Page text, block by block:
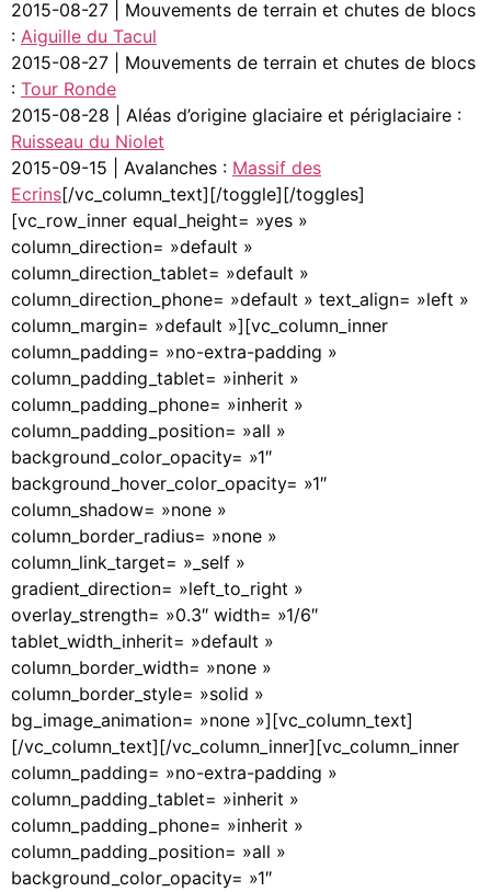
2015-08-27 | Mouvements de terrain et chutes de blocs
: Aiguille du Tacul
2015-08-27 | Mouvements de terrain et chutes de blocs
: Tour Ronde
2015-08-28 | Aléas d’origine glaciaire et périglaciaire :
Ruisseau du Niolet
2015-09-15 | Avalanches : Massif des
Ecrins[/vc_column_text][/toggle][/toggles]
[vc_row_inner equal_height= »yes »
column_direction= »default »
column_direction_tablet= »default »
column_direction_phone= »default » text_align= »left »
column_margin= »default »][vc_column_inner
column_padding= »no-extra-padding »
column_padding_tablet= »inherit »
column_padding_phone= »inherit »
column_padding_position= »all »
background_color_opacity= »1″
background_hover_color_opacity= »1″
column_shadow= »none »
column_border_radius= »none »
column_link_target= »_self »
gradient_direction= »left_to_right »
overlay_strength= »0.3″ width= »1/6″
tablet_width_inherit= »default »
column_border_width= »none »
column_border_style= »solid »
bg_image_animation= »none »][vc_column_text]
[/vc_column_text][/vc_column_inner][vc_column_inner
column_padding= »no-extra-padding »
column_padding_tablet= »inherit »
column_padding_phone= »inherit »
column_padding_position= »all »
background_color_opacity= »1″